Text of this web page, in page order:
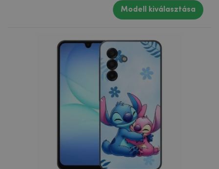
Modell kiválasztása